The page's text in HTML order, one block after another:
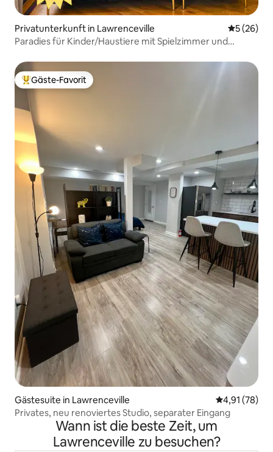
Privatunterkunft in Lawrenceville
5 (26)
Paradies für Kinder/Haustiere mit Spielzimmer und
Beliebter Gäste-Favorit.
Gäste-Favorit
Gästesuite in Lawrenceville
4,91 (78)
Privates, neu renoviertes Studio, separater Eingang
Wann ist die beste Zeit, um
Lawrenceville zu besuchen?